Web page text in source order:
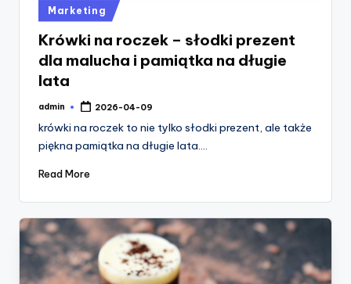
Posted
in
Marketing
Krówki na roczek – słodki prezent
dla malucha i pamiątka na długie
lata
Posted
admin 2026-04-09
krówki na roczek to nie tylko słodki prezent, ale także
piękna pamiątka na długie lata.…
Read More